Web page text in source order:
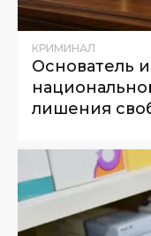
КРИМИНАЛ
Основатель
лишения